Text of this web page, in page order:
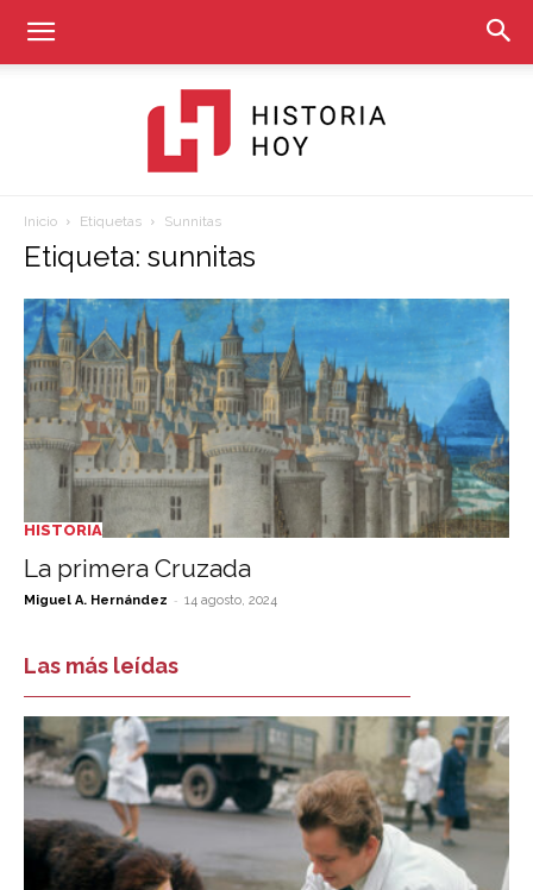
Hoy
Inicio Etiquetas Sunnitas
Etiqueta: sunnitas
HISTORIA
La primera Cruzada
Miguel A. Hernández - 14 agosto, 2024
Las más leídas